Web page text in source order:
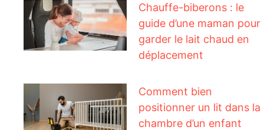
Chauffe-biberons : le
guide d’une maman pour
garder le lait chaud en
déplacement
Comment bien
positionner un lit dans la
chambre d’un enfant